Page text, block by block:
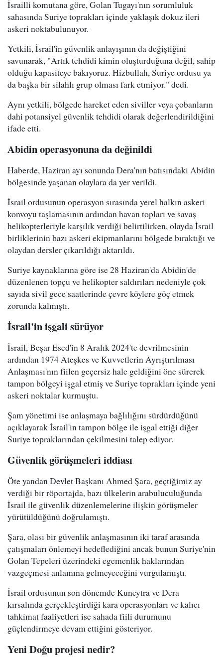
İsrailli komutana göre, Golan Tugayı'nın sorumluluk
sahasında Suriye toprakları içinde yaklaşık dokuz ileri
askeri noktabulunuyor.
Yetkili, İsrail'in güvenlik anlayışının da değiştiğini
savunarak, "Artık tehdidi kimin oluşturduğuna değil, sahip
olduğu kapasiteye bakıyoruz. Hizbullah, Suriye ordusu ya
da başka bir silahlı grup olması fark etmiyor." dedi.
Aynı yetkili, bölgede hareket eden siviller veya çobanların
dahi potansiyel güvenlik tehdidi olarak değerlendirildiğini
ifade etti.
Abidin operasyonuna da değinildi
Haberde, Haziran ayı sonunda Dera'nın batısındaki Abidin
bölgesinde yaşanan olaylara da yer verildi.
İsrail ordusunun operasyon sırasında yerel halkın askeri
konvoyu taşlamasının ardından havan topları ve savaş
helikopterleriyle karşılık verdiği belirtilirken, olayda İsrail
birliklerinin bazı askeri ekipmanlarını bölgede bıraktığı ve
olaydan dersler çıkarıldığı aktarıldı.
Suriye kaynaklarına göre ise 28 Haziran'da Abidin'de
düzenlenen topçu ve helikopter saldırıları nedeniyle çok
sayıda sivil gece saatlerinde çevre köylere göç etmek
zorunda kalmıştı.
İsrail'in işgali sürüyor
İsrail, Beşar Esed'in 8 Aralık 2024'te devrilmesinin
ardından 1974 Ateşkes ve Kuvvetlerin Ayrıştırılması
Anlaşması'nın fiilen geçersiz hale geldiğini öne sürerek
tampon bölgeyi işgal etmiş ve Suriye toprakları içinde yeni
askeri noktalar kurmuştu.
Şam yönetimi ise anlaşmaya bağlılığını sürdürdüğünü
açıklayarak İsrail'in tampon bölge ile işgal ettiği diğer
Suriye topraklarından çekilmesini talep ediyor.
Güvenlik görüşmeleri iddiası
Öte yandan Devlet Başkanı Ahmed Şara, geçtiğimiz ay
verdiği bir röportajda, bazı ülkelerin arabuluculuğunda
İsrail ile güvenlik düzenlemelerine ilişkin görüşmeler
yürütüldüğünü doğrulamıştı.
Şara, olası bir güvenlik anlaşmasının iki taraf arasında
çatışmaları önlemeyi hedeflediğini ancak bunun Suriye'nin
Golan Tepeleri üzerindeki egemenlik haklarından
vazgeçmesi anlamına gelmeyeceğini vurgulamıştı.
İsrail ordusunun son dönemde Kuneytra ve Dera
kırsalında gerçekleştirdiği kara operasyonları ve kalıcı
tahkimat faaliyetleri ise sahada fiili durumunu
güçlendirmeye devam ettiğini gösteriyor.
Yeni Doğu projesi nedir?